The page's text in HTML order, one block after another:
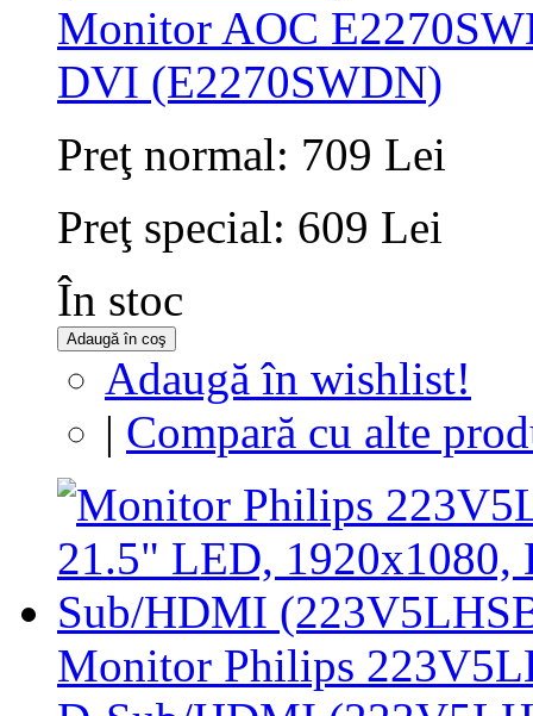
Monitor AOC
DVI (E2270SWDN)
Preţ normal: 709 Lei
Preţ special: 609 Lei
În stoc
Adaugă în coş
Adaugă în wishlist!
| Compară cu alte
Monitor Philips